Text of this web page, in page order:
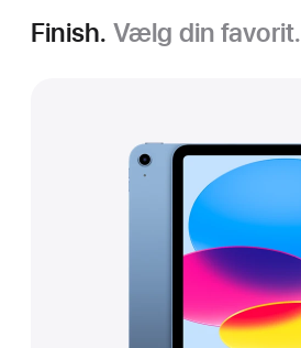
Finish. Vælg din favorit.